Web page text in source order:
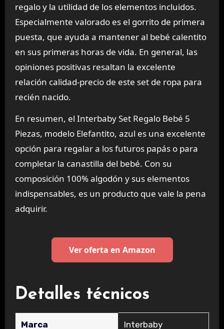
regalo y la utilidad de los elementos incluidos.
Especialmente valorado es el gorrito de primera
puesta, que ayuda a mantener al bebé calentito
en sus primeras horas de vida. En general, las
opiniones positivas resaltan la excelente
relación calidad-precio de este set de ropa para
recién nacido.
En resumen, el Interbaby Set Regalo Bebé 5
Piezas, modelo Elefantito, azul es una excelente
opción para regalar a los futuros papás o para
completar la canastilla del bebé. Con su
composición 100% algodón y sus elementos
indispensables, es un producto que vale la pena
adquirir.
Ver oferta en Amazon
Detalles técnicos
Marca ‎Interbaby